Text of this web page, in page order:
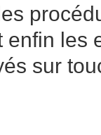
les
sur